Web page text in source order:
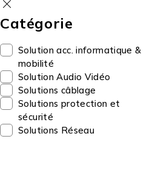
Catégorie
Solution acc. informatique &
mobilité
Solution Audio Vidéo
Solutions câblage
Solutions protection et
sécurité
Solutions Réseau